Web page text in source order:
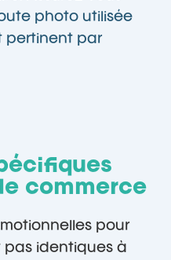
photo utilisée
pertinent par
commerce
pour
pas identiques à